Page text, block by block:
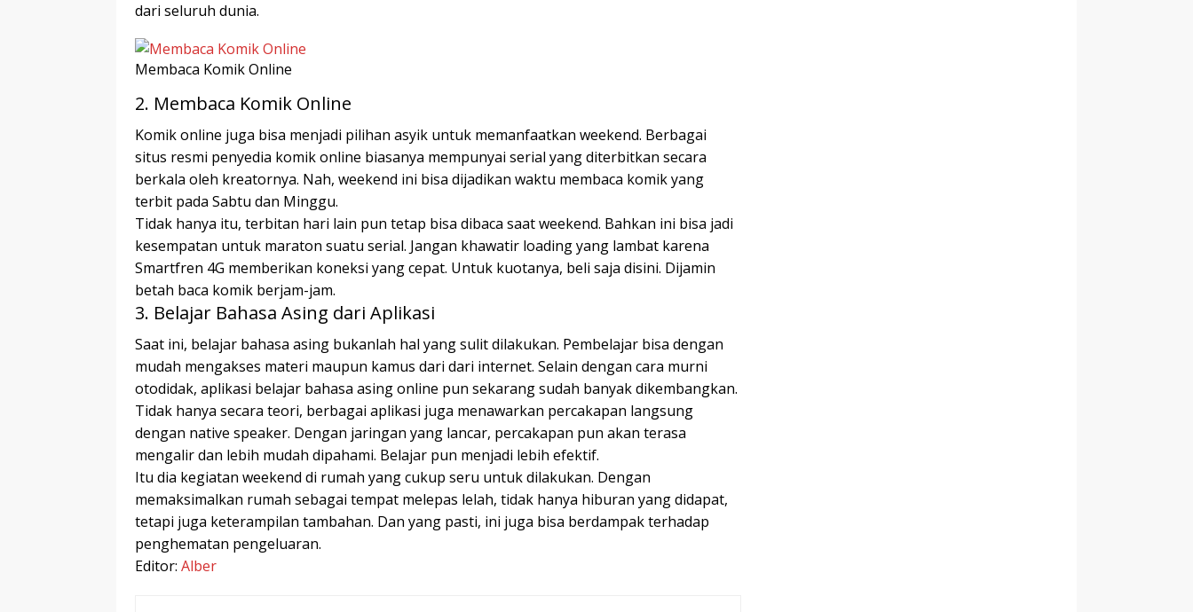
dari seluruh dunia.
Membaca Komik Online
2. Membaca Komik Online
Komik online juga bisa menjadi pilihan asyik untuk memanfaatkan weekend. Berbagai
situs resmi penyedia komik online biasanya mempunyai serial yang diterbitkan secara
berkala oleh kreatornya. Nah, weekend ini bisa dijadikan waktu membaca komik yang
terbit pada Sabtu dan Minggu.
Tidak hanya itu, terbitan hari lain pun tetap bisa dibaca saat weekend. Bahkan ini bisa jadi
kesempatan untuk maraton suatu serial. Jangan khawatir loading yang lambat karena
Smartfren 4G memberikan koneksi yang cepat. Untuk kuotanya, beli saja disini. Dijamin
betah baca komik berjam-jam.
3. Belajar Bahasa Asing dari Aplikasi
Saat ini, belajar bahasa asing bukanlah hal yang sulit dilakukan. Pembelajar bisa dengan
mudah mengakses materi maupun kamus dari dari internet. Selain dengan cara murni
otodidak, aplikasi belajar bahasa asing online pun sekarang sudah banyak dikembangkan.
Tidak hanya secara teori, berbagai aplikasi juga menawarkan percakapan langsung
dengan native speaker. Dengan jaringan yang lancar, percakapan pun akan terasa
mengalir dan lebih mudah dipahami. Belajar pun menjadi lebih efektif.
Itu dia kegiatan weekend di rumah yang cukup seru untuk dilakukan. Dengan
memaksimalkan rumah sebagai tempat melepas lelah, tidak hanya hiburan yang didapat,
tetapi juga keterampilan tambahan. Dan yang pasti, ini juga bisa berdampak terhadap
penghematan pengeluaran.
Editor: Alber